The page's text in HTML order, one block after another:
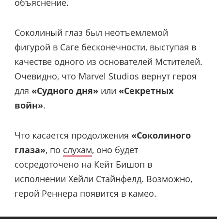
Соколиный глаз был неотъемлемой
фигурой в Саге бесконечности, выступая в
качестве одного из основателей Мстителей.
Очевидно, что Marvel Studios вернут героя
для «Судного дня» или «Секретных
войн».
Что касается продолжения «Соколиного
глаза», по слухам, оно будет
сосредоточено на Кейт Бишоп в
исполнении Хейли Стайнфелд. Возможно,
герой Реннера появится в камео.